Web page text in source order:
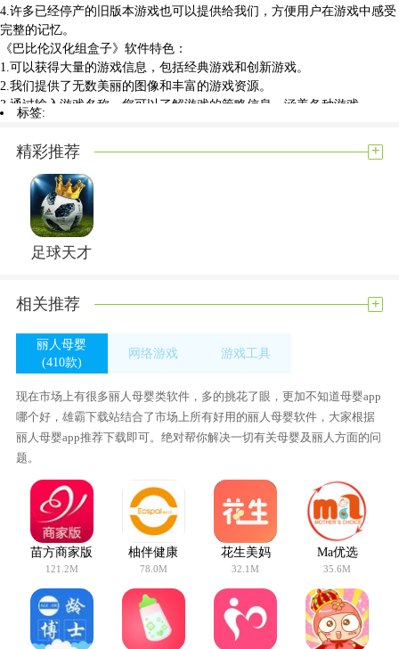
4.许多已经停产的旧版本游戏也可以提供给我们，方便用户在游戏中感受
完整的记忆。
《巴比伦汉化组盒子》软件特色：
1.可以获得大量的游戏信息，包括经典游戏和创新游戏。
2.我们提供了无数美丽的图像和丰富的游戏资源。
3.通过输入游戏名称，您可以了解游戏的策略信息，涵盖各种游戏。
4.关于游戏的一切都可以找到，为用户提供了一种方便的游戏方式。
《巴比伦汉化组盒子》软件点评：
巴比伦汉化组盒子能够为玩家游玩带去了更多的乐趣，超丰富有趣的游戏
资源供玩家下载，并且玩家还可以在游戏中查看到更多的游戏攻略，海量
的游戏资源应有尽有，你想玩什么都可以在这里寻找，有喜欢的小伙伴千
万别错过，快来下载亲自试试吧。
标签:
精彩推荐 +
足球天才
相关推荐 +
丽人母婴
(410款)
网络游戏
游戏工具
现在市场上有很多丽人母婴类软件，多的挑花了眼，更加不知道母婴app
哪个好，雄霸下载站结合了市场上所有好用的丽人母婴软件，大家根据
丽人母婴app推荐下载即可。绝对帮你解决一切有关母婴及丽人方面的问
题。
苗方商家版
121.2M
柚伴健康
78.0M
花生美妈
32.1M
Ma优选
35.6M